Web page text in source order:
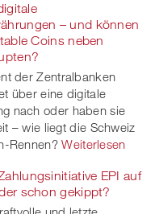
Xing – und können
Coins neben
der Zentralbanken
über eine digitale
nach oder haben sie
– wie liegt die Schweiz
Rennen? Weiterlesen
EPI auf
schon gekippt?